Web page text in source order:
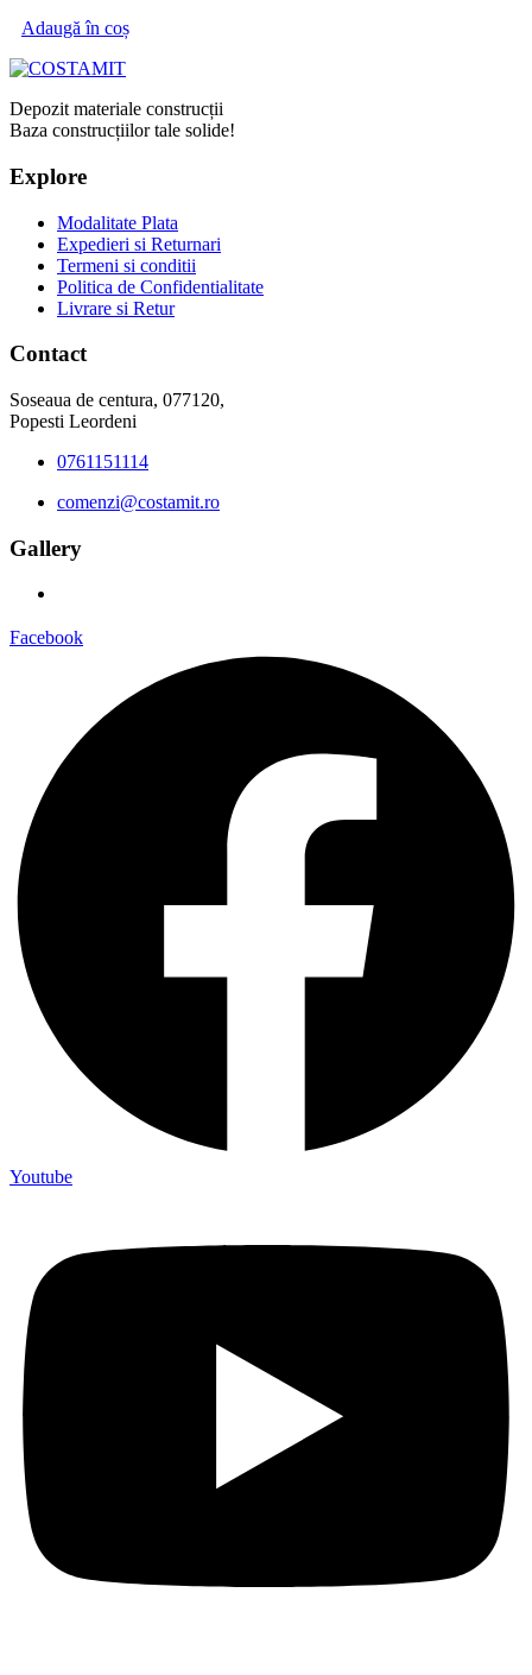
Adaugă în coș
Depozit materiale construcții
Baza construcțiilor tale solide!
Explore
Modalitate Plata
Expedieri si Returnari
Termeni si conditii
Politica de Confidentialitate
Livrare si Retur
Contact
Soseaua de centura, 077120,
Popesti Leordeni
0761151114
comenzi@costamit.ro
Gallery
Facebook
Youtube